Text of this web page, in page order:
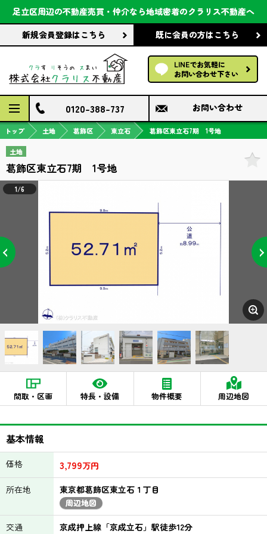
足立区周辺の不動産売買・仲介なら地域密着のクラリス不動産へ
新規会員登録はこちら 既に会員の方はこちら
LINEでお気軽に
お問い合わせ下さい
会社案内
前回の履歴で探す
保存した条件で探す
検討中の物件
0120-388-737 お問い合わせ
トップ 土地 葛飾区 東立石 葛飾区東立石7期 1号地
土地
葛飾区東立石7期 1号地
1/6
間取・区画 特長・設備 物件概要 周辺地図
基本情報
価格 3,799万円
所在地
東京都葛飾区東立石１丁目
周辺地図
交通 京成押上線「京成立石」駅徒歩12分